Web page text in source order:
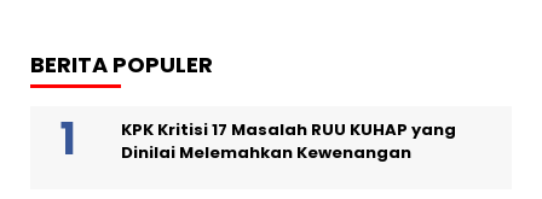
BERITA POPULER
KPK Kritisi 17 Masalah RUU KUHAP yang
Dinilai Melemahkan Kewenangan